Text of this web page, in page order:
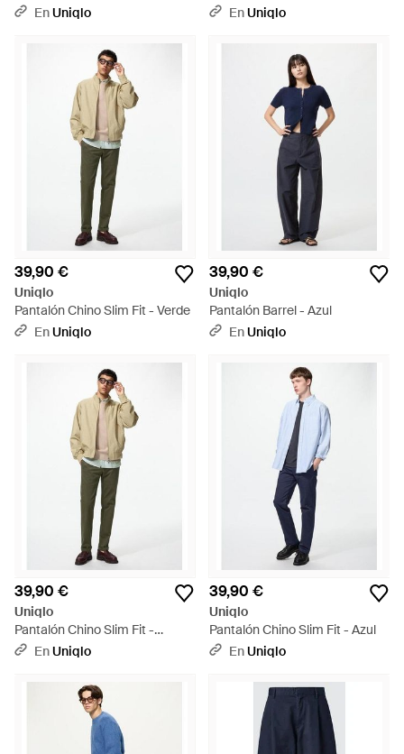
Neutro
EnUniqlo
EnUniqlo
39,90 €
Uniqlo
Pantalón Chino Slim Fit - Verde
EnUniqlo
39,90 €
Uniqlo
Pantalón Barrel - Azul
EnUniqlo
39,90 €
Uniqlo
Pantalón Chino Slim Fit -
Neutro
EnUniqlo
39,90 €
Uniqlo
Pantalón Chino Slim Fit - Azul
EnUniqlo